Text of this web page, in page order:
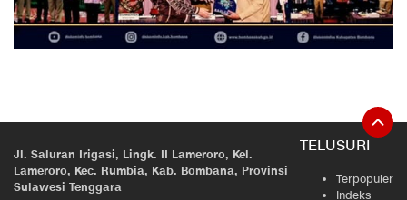
Jl. Saluran Irigasi, Lingk. II Lameroro, Kel.
Lameroro, Kec. Rumbia, Kab. Bombana, Provinsi
Sulawesi Tenggara
TELUSURI
Terpopuler
Indeks